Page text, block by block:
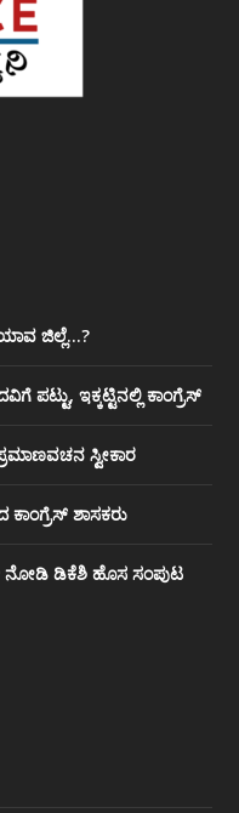
ಜಿಲ್ಲೆ…?
‌ಪಟ್ಟು, ಇಕ್ಕಟ್ಟಿನಲ್ಲಿ ಕಾಂಗ್ರೆಸ್
ಸ್ವೀಕಾರ
ಕಾಂಗ್ರೆಸ್ ‌ಶಾಸಕರು
ನೋಡಿ‌ ಡಿಕೆಶಿ ಹೊಸ ಸಂಪುಟ